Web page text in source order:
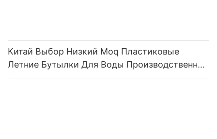
Китай Выбор Низкий Moq Пластиковые
Летние Бутылки Для Воды Производственная
Линия Бутылка Для Воды С Соломенной